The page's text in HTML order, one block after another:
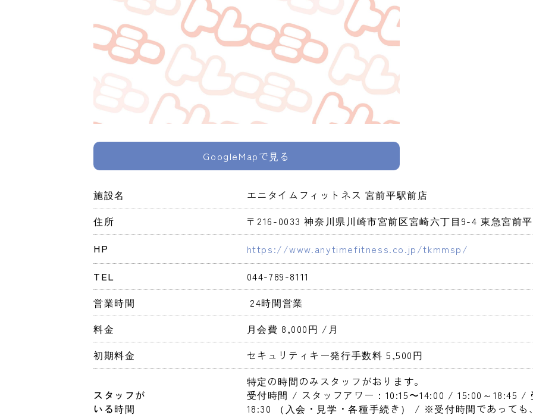
GoogleMapで見る
施設名
エニタイムフィットネス 宮前平駅前店
住所
〒216-0033 神奈川県川崎市宮前区宮崎六丁目9-4 東急宮前
HP
https://www.anytimefitness.co.jp/tkmmsp/
TEL
044-789-8111
営業時間
24時間営業
料金
月会費 8,000円 /月
初期料金
セキュリティキー発行手数料 5,500円
スタッフが
いる時間
特定の時間のみスタッフがおります。
受付時間 / スタッフアワー：10:15〜14:00 / 15:00～18:45 /
18:30 （入会・見学・各種手続き） / ※受付時間であっても